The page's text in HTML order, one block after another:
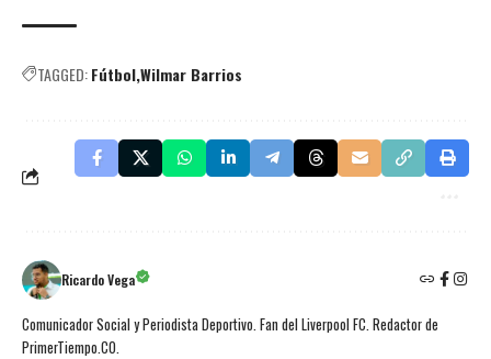
TAGGED:FútbolWilmar Barrios
Ricardo Vega
Comunicador Social y Periodista Deportivo. Fan del Liverpool FC. Redactor de
PrimerTiempo.CO.